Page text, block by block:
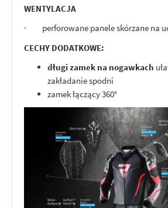
WENTYLACJA
· perforowane panele skórzane na
CECHY DODATKOWE:
długi zamek na nogawkach
zakładanie spodni
zamek łączący 360°